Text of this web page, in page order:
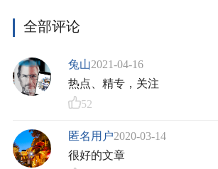
全部评论
兔山2021-04-16
热点、精专，关注
52
匿名用户2020-03-14
很好的文章